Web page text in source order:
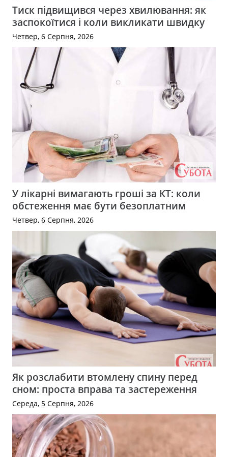
Тиск підвищився через хвилювання: як
заспокоїтися і коли викликати швидку
Четвер, 6 Серпня, 2026
У лікарні вимагають гроші за КТ: коли
обстеження має бути безоплатним
Четвер, 6 Серпня, 2026
Як розслабити втомлену спину перед
сном: проста вправа та застереження
Середа, 5 Серпня, 2026